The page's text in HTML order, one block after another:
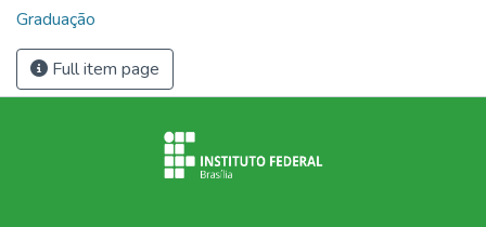
Graduação
Full item page